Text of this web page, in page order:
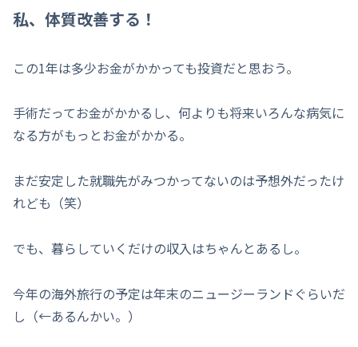
私、体質改善する！
この1年は多少お金がかかっても投資だと思おう。
手術だってお金がかかるし、何よりも将来いろんな病気に
なる方がもっとお金がかかる。
まだ安定した就職先がみつかってないのは予想外だったけ
れども（笑）
でも、暮らしていくだけの収入はちゃんとあるし。
今年の海外旅行の予定は年末のニュージーランドぐらいだ
し（←あるんかい。）